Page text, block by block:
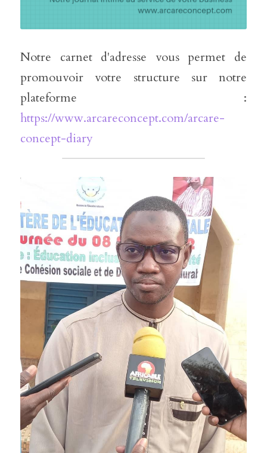
Notre carnet d'adresse vous permet de
promouvoir votre structure sur notre
https://www.arcareconcept.com/arcare-
concept-diary